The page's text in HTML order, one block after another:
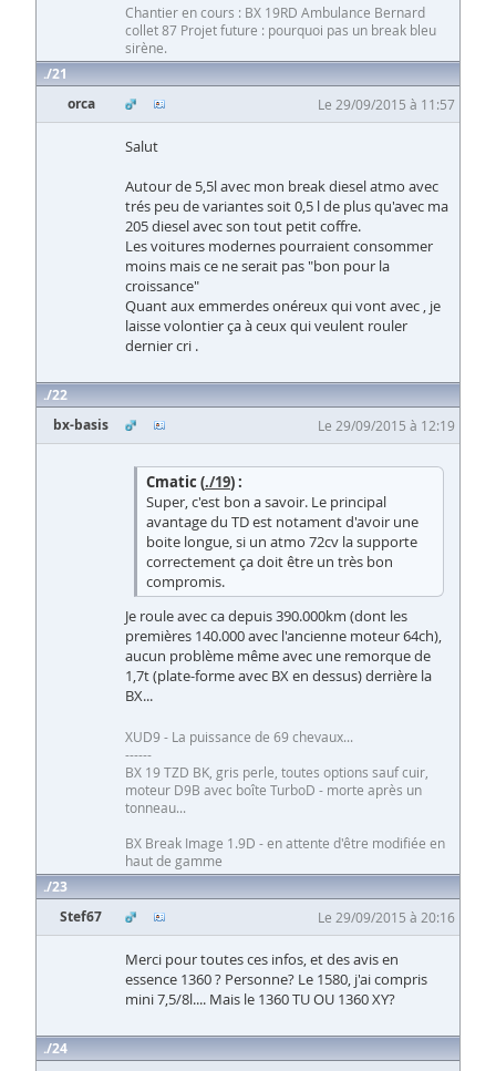
Chantier en cours : BX 19RD Ambulance Bernard
collet 87 Projet future : pourquoi pas un break bleu
sirène.
21
orca
Le 29/09/2015 à 11:57
Salut
Autour de 5,5l avec mon break diesel atmo avec
trés peu de variantes soit 0,5 l de plus qu'avec ma
205 diesel avec son tout petit coffre.
Les voitures modernes pourraient consommer
moins mais ce ne serait pas "bon pour la
croissance"
Quant aux emmerdes onéreux qui vont avec , je
laisse volontier ça à ceux qui veulent rouler
dernier cri .
22
bx-basis
Le 29/09/2015 à 12:19
Cmatic (./19) :
Super, c'est bon a savoir. Le principal
avantage du TD est notament d'avoir une
boite longue, si un atmo 72cv la supporte
correctement ça doit être un très bon
compromis.
Je roule avec ca depuis 390.000km (dont les
premières 140.000 avec l'ancienne moteur 64ch),
aucun problème même avec une remorque de
1,7t (plate-forme avec BX en dessus) derrière la
BX...
XUD9 - La puissance de 69 chevaux...
------
BX 19 TZD BK, gris perle, toutes options sauf cuir,
moteur D9B avec boîte TurboD - morte après un
tonneau...
BX Break Image 1.9D - en attente d'être modifiée en
haut de gamme
23
Stef67
Le 29/09/2015 à 20:16
Merci pour toutes ces infos, et des avis en
essence 1360 ? Personne? Le 1580, j'ai compris
mini 7,5/8l.... Mais le 1360 TU OU 1360 XY?
24